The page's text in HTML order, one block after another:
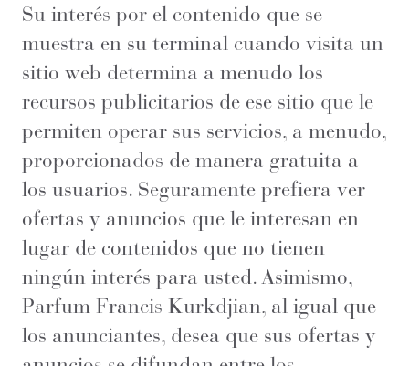
Su interés por el contenido que se
muestra en su terminal cuando visita un
sitio web determina a menudo los
recursos publicitarios de ese sitio que le
permiten operar sus servicios, a menudo,
proporcionados de manera gratuita a
los usuarios. Seguramente prefiera ver
ofertas y anuncios que le interesan en
lugar de contenidos que no tienen
ningún interés para usted. Asimismo,
Parfum Francis Kurkdjian, al igual que
los anunciantes, desea que sus ofertas y